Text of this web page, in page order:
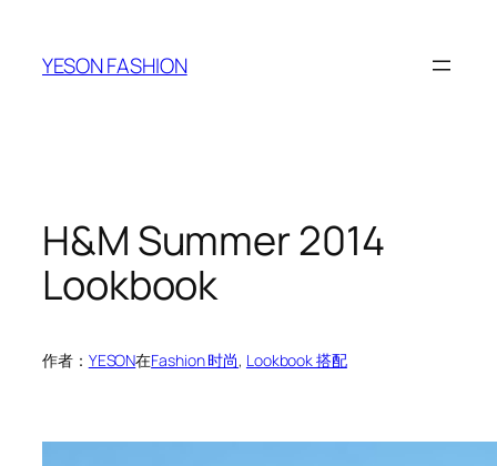
YESON FASHION
H&M Summer 2014
Lookbook
作者： YESON在Fashion 时尚, Lookbook 搭配